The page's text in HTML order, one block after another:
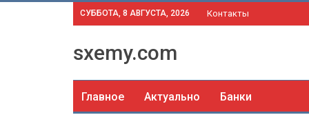
СУББОТА, 8 АВГУСТА, 2026 Контакты
sxemy.com
Главное Актуально Банки